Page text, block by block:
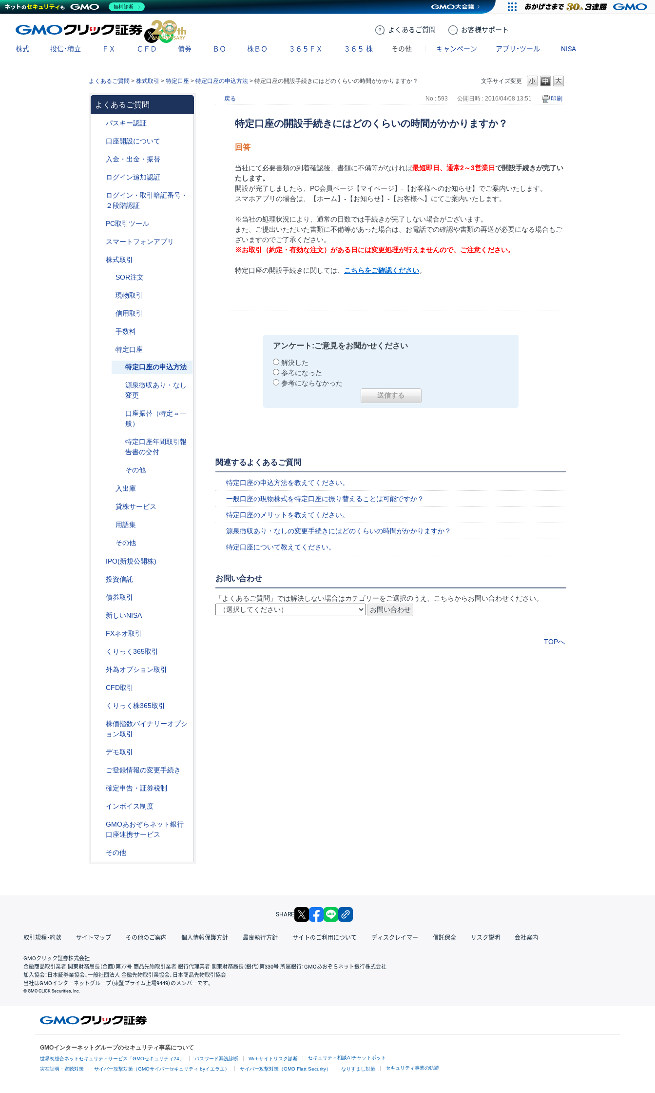
よくある ご質問 お客様サポート
X
株式 投信・積立 ＦＸ ＣＦＤ 債券 ＢＯ 株ＢＯ ３６５ＦＸ ３６５ 株 その他 キャンペーン アプリ・ツール NISA
文字サイズ変更
よくあるご質問 > 株式取引 > 特定口座 > 特定口座の申込方法 > 特定口座の開設手続きにはどのくらいの時間がかかりますか？
よくあるご質問
パスキー認証
口座開設について
入金・出金・振替
ログイン追加認証
ログイン・取引暗証番号・
２段階認証
PC取引ツール
スマートフォンアプリ
株式取引
SOR注文
現物取引
信用取引
手数料
特定口座
特定口座の申込方法
源泉徴収あり・なし
変更
口座振替（特定⇔一
般）
特定口座年間取引報
告書の交付
その他
入出庫
貸株サービス
用語集
その他
IPO(新規公開株)
投資信託
債券取引
新しいNISA
FXネオ取引
くりっく365取引
外為オプション取引
CFD取引
くりっく株365取引
株価指数バイナリーオプシ
ョン取引
デモ取引
ご登録情報の変更手続き
確定申告・証券税制
インボイス制度
GMOあおぞらネット銀行
口座連携サービス
その他
戻る No : 593 公開日時 : 2016/04/08 13:51 印刷
特定口座の開設手続きにはどのくらいの時間がかかりますか？
回答
当社にて必要書類の到着確認後、書類に不備等がなければ最短即日、通常2～3営業日で開設手続きが完了い
たします。
開設が完了しましたら、PC会員ページ【マイページ】-【お客様へのお知らせ】でご案内いたします。
スマホアプリの場合は、【ホーム】-【お知らせ】-【お客様へ】にてご案内いたします。
※当社の処理状況により、通常の日数では手続きが完了しない場合がございます。
また、ご提出いただいた書類に不備等があった場合は、お電話での確認や書類の再送が必要になる場合もご
ざいますのでご了承ください。
※お取引（約定・有効な注文）がある日には変更処理が行えませんので、ご注意ください。
特定口座の開設手続きに関しては、 こちらをご確認ください。
アンケート:ご意見をお聞かせください
解決した
参考になった
参考にならなかった
関連するよくあるご質問
特定口座の申込方法を教えてください。
一般口座の現物株式を特定口座に振り替えることは可能ですか？
特定口座のメリットを教えてください。
源泉徴収あり・なしの変更手続きにはどのくらいの時間がかかりますか？
特定口座について教えてください。
お問い合わせ
「よくあるご質問」では解決しない場合はカテゴリーをご選択のうえ、こちらからお問い合わせください。
TOPへ
SHARE X facebook
取引規程・約款 サイトマップ その他のご案内 個人情報保護方針 最良執行方針 サイトのご利用について ディスクレイマー 信託保全 リスク説明 会社案内
GMOクリック証券株式会社
金融商品取引業者 関東財務局長（金商）第77号 商品先物取引業者 銀行代理業者 関東財務局長（銀代）第330号 所属銀行：GMOあおぞらネット銀行株式会社
加入協会：日本証券業協会、一般社団法人 金融先物取引業協会、日本商品先物取引協会
当社はGMOインターネットグループ（東証プライム上場9449）のメンバーです。
© GMO CLICK Securities, Inc.
GMOインターネットグループのセキュリティ事業について
世界初総合ネットセキュリティサービス「GMOセキュリティ24」 パスワード漏洩診断 Webサイトリスク診断 セキュリティ相談AIチャットボット
実在証明・盗聴対策 サイバー攻撃対策（GMOサイバーセキュリティ byイエラエ） サイバー攻撃対策（GMO Flatt Security） なりすまし対策 セキュリティ事業の軌跡
無料診断